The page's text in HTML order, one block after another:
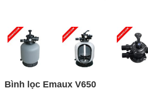
Bình lọc Emaux V650